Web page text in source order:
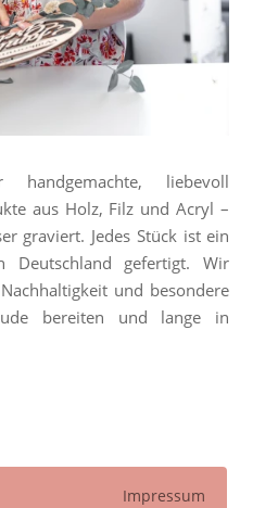
liebevoll
aus Holz, Filz und Acryl –
graviert. Jedes Stück ist ein
gefertigt. Wir
und besondere
bereiten und lange in
Impressum